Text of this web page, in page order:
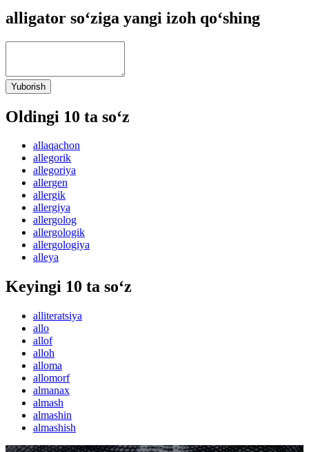
alligator so‘ziga yangi izoh qo‘shing
Yuborish
Oldingi 10 ta so‘z
allaqachon
allegorik
allegoriya
allergen
allergik
allergiya
allergolog
allergologik
allergologiya
alleya
Keyingi 10 ta so‘z
alliteratsiya
allo
allof
alloh
alloma
allomorf
almanax
almash
almashin
almashish